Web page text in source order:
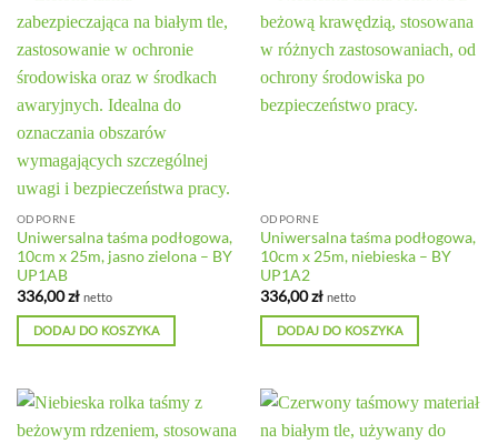
ODPORNE
Uniwersalna taśma podłogowa,
10cm x 25m, jasno zielona – BY
UP1AB
336,00zł netto
DODAJ DO KOSZYKA
ODPORNE
Uniwersalna taśma podłogowa,
10cm x 25m, niebieska – BY
UP1A2
336,00zł netto
DODAJ DO KOSZYKA